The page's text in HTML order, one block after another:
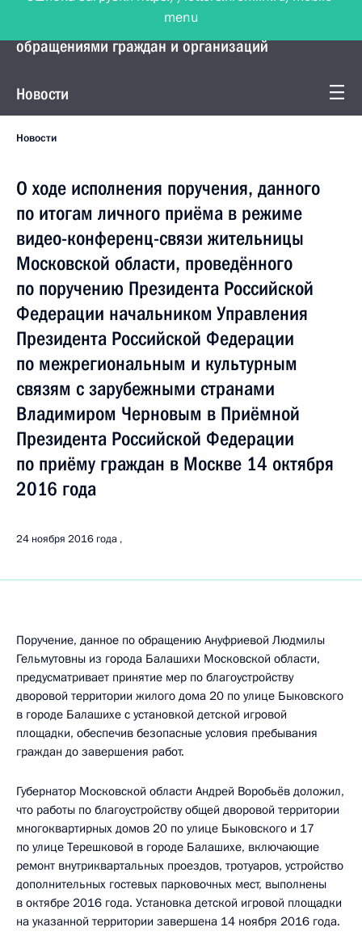
Управление Президента по работе с
обращениями граждан и организаций
Новости
Новости
О ходе исполнения поручения, данного
по итогам личного приёма в режиме
видео-конференц-связи жительницы
Московской области, проведённого
по поручению Президента Российской
Федерации начальником Управления
Президента Российской Федерации
по межрегиональным и культурным
связям с зарубежными странами
Владимиром Черновым в Приёмной
Президента Российской Федерации
по приёму граждан в Москве 14 октября
2016 года
24 ноября 2016 года
Поручение, данное по обращению Ануфриевой Людмилы
Гельмутовны из города Балашихи Московской области,
предусматривает принятие мер по благоустройству
дворовой территории жилого дома 20 по улице Быковского
в городе Балашихе с установкой детской игровой
площадки, обеспечив безопасные условия пребывания
граждан до завершения работ.
Губернатор Московской области Андрей Воробьёв доложил,
что работы по благоустройству общей дворовой территории
многоквартирных домов 20 по улице Быковского и 17
по улице Терешковой в городе Балашихе, включающие
ремонт внутриквартальных проездов, тротуаров, устройство
дополнительных гостевых парковочных мест, выполнены
в октябре 2016 года. Установка детской игровой площадки
на указанной территории завершена 14 ноября 2016 года.
menu